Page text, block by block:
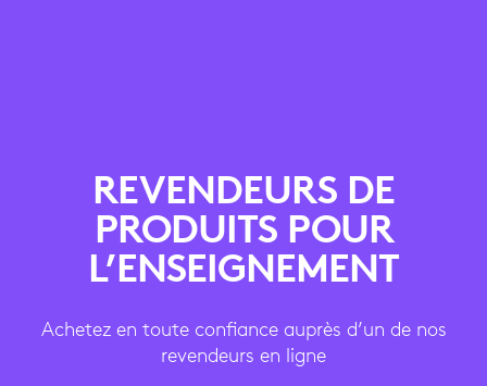
REVENDEURS DE
PRODUITS POUR
L’ENSEIGNEMENT
Achetez en toute confiance auprès d’un de nos
revendeurs en ligne